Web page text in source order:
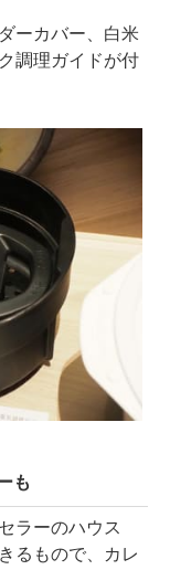
ーカバー、白米
調理ガイドが付
も
ラーのハウス
るもので、カレ